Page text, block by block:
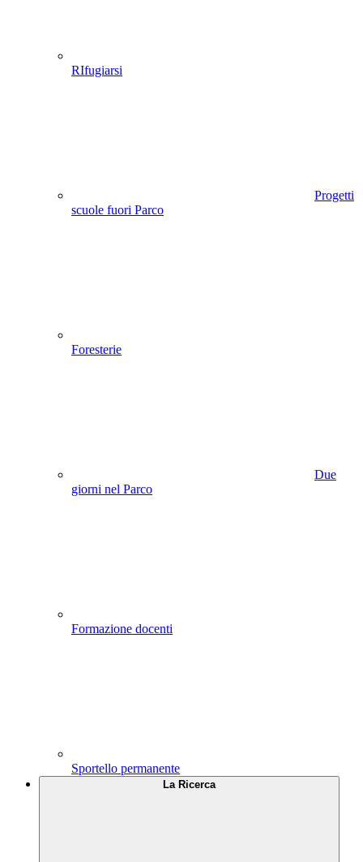
RIfugiarsi
Progetti
scuole fuori Parco
Foresterie
Due
giorni nel Parco
Formazione docenti
Sportello permanente
La Ricerca